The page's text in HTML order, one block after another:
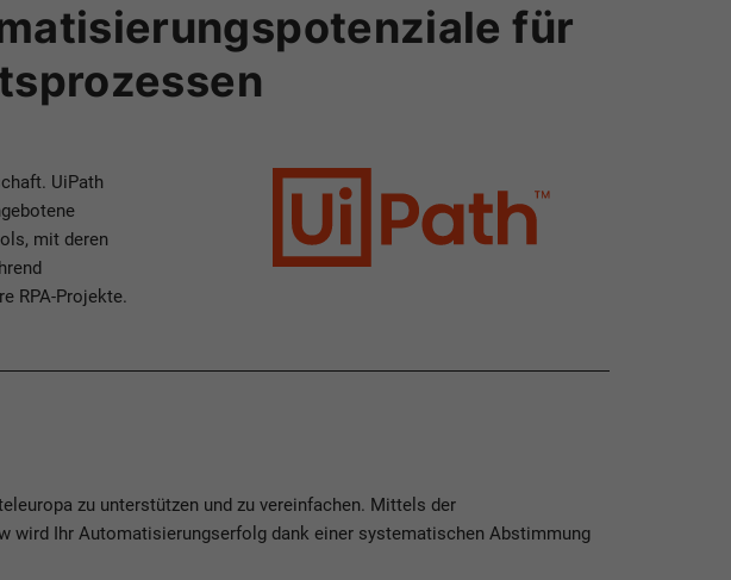
für
UiPath
mit deren
RPA-Projekte.
zu unterstützen und zu vereinfachen. Mittels der
wird Ihr Automatisierungserfolg dank einer systematischen Abstimmung